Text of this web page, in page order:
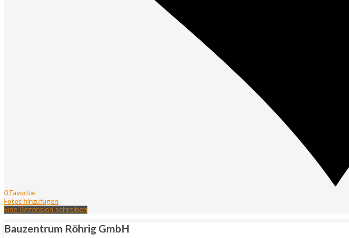
0 Favorite
Fotos hinzufügen
Eine Rezension schreiben
Bauzentrum Röhrig GmbH